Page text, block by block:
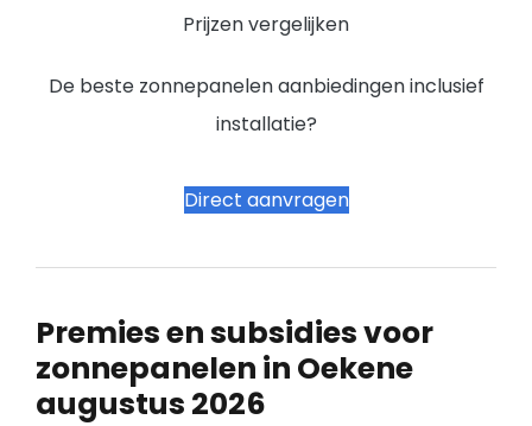
Prijzen vergelijken
De beste zonnepanelen aanbiedingen inclusief
installatie?
Direct aanvragen
Premies en subsidies voor
zonnepanelen in Oekene
augustus 2026